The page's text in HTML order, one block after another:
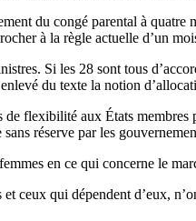
du congé parental à
à la règle actuelle d’un
Si les 28 sont tous
du texte la notion
flexibilité aux États
réserve par les
en ce qui concerne le
ceux qui dépendent d’eux,